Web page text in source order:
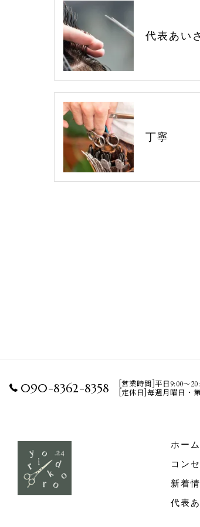
代表あい
丁寧
090-8362-8358
[営業時間]平日9:00～
[定休日]毎週月曜日・
ホーム
コン
新着
代表